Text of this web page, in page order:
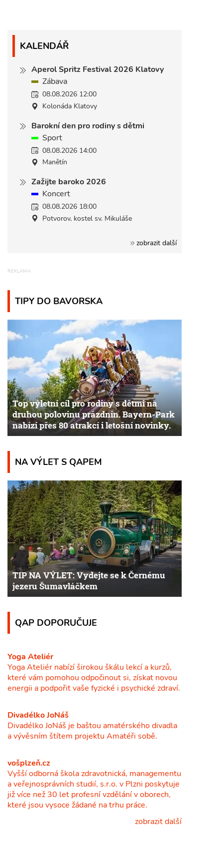
KALENDÁŘ
Aperol Spritz Festival 2026 Klatovy
Zábava
08.08.2026 12:00
Kolonáda Klatovy
Barokní den pro rodiny s dětmi
Sport
08.08.2026 14:00
Manětín
Zažijte baroko 2026
Koncert
08.08.2026 18:00
Potvorov, kostel sv. Mikuláše
zobrazit další
TIPY DO BAVORSKA
Top výletní cíl pro rodiny s dětmi na
druhou polovinu prázdnin. Bayern-Park
nabízí přes 80 atrakcí i letošní novinky.
NA VÝLET S QAPEM
TIP NA VÝLET: Vydejte se k Černému
jezeru Šumavláčkem
QAP DOPORUČUJE
Yoga Ateliér
Yoga Ateliér nabízí širokou škálu lekcí a kurzů,
které vám pomohou odpočinout si, získat novou
energii a podpořit vaše fyzické i psychické zdraví.
Divadélko JoNáš
Divadélko JoNáš je baštou amatérského divadla
a vývěsním štítem projektu Amatéři sobě.
vošplzeň.cz
Vyšší odborná škola zdravotnická, managementu
a veřejnosprávních studií, s.r.o. v Plzni poskytuje
již více než 30 let profesní vzdělání v oborech,
které jsou vysoce žádané na trhu práce.
zobrazit další